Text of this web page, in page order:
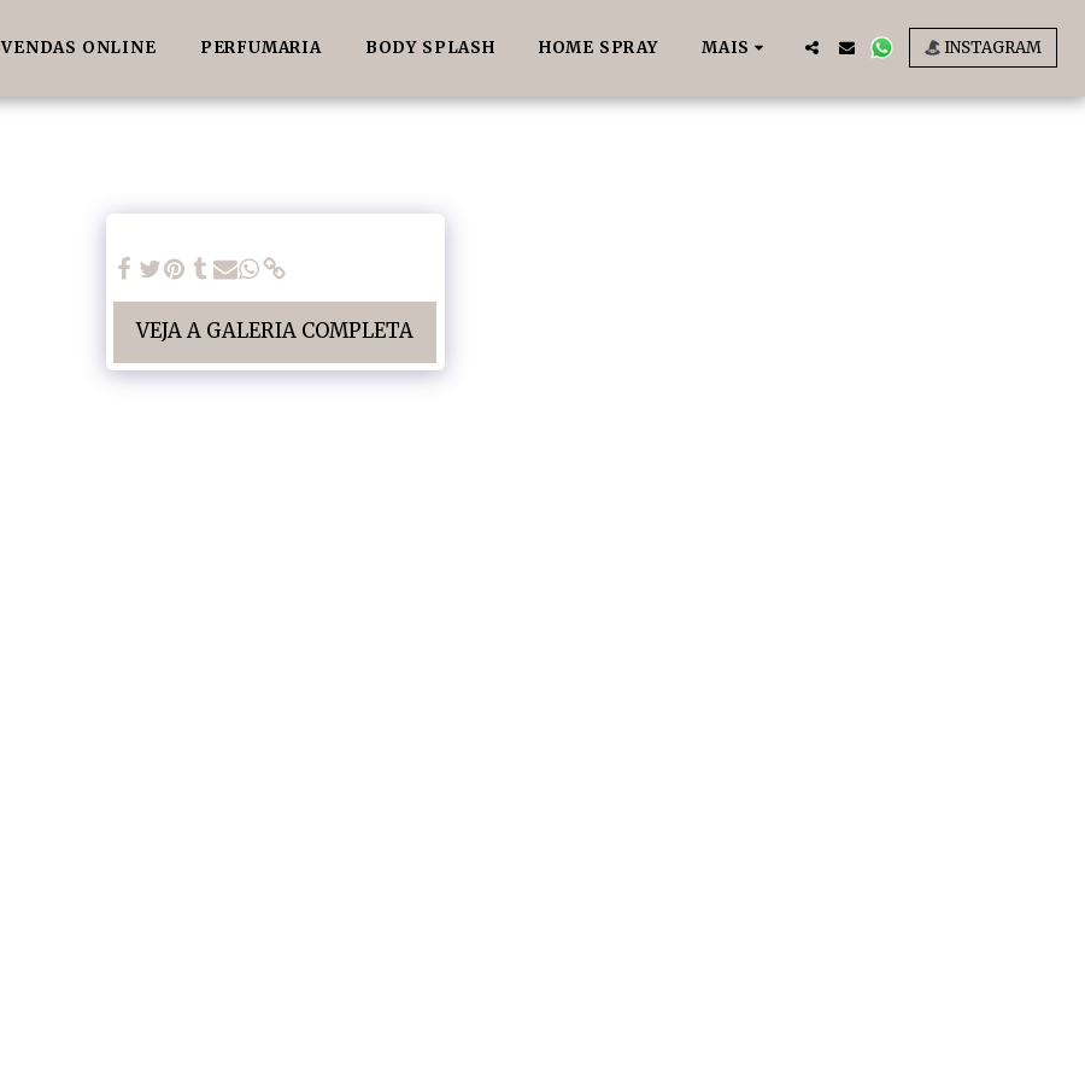
VENDAS ONLINE PERFUMARIA BODY SPLASH HOME SPRAY MAIS INSTAGRAM
VEJA A GALERIA COMPLETA